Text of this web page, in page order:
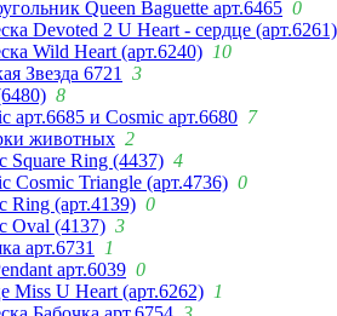
Queen Baguette арт.6465 0
Devoted 2 U Heart - сердце (арт.6261)
Wild Heart (арт.6240) 10
Звезда 6721
3
8
арт.6685 и Cosmic арт.6680 7
животных 2
Square Ring (4437) 4
Cosmic Triangle (арт.4736) 0
Ring (арт.4139) 0
Oval (4137) 3
арт.6731
1
арт.6039 0
Miss U Heart (арт.6262) 1